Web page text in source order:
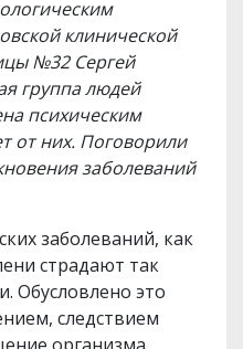
клинической
№32 Сергей
группа людей
психическим
от них. Поговорили
заболеваний
заболеваний, как
страдают так
Обусловлено это
следствием